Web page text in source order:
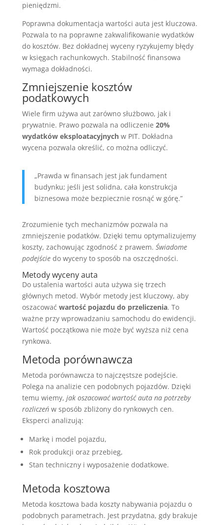
pieniędzmi.
Poprawna dokumentacja wartości auta jest kluczowa.
Pozwala to na poprawne zakwalifikowanie wydatków
do kosztów. Bez dokładnej wyceny ryzykujemy błędy
w księgach rachunkowych. Stabilność finansowa
wymaga dokładności.
Zmniejszenie kosztów
podatkowych
Wiele firm używa aut zarówno służbowo, jak i
prywatnie. Prawo pozwala na odliczenie 20%
wydatków eksploatacyjnychw PIT. Dokładna
wycena pozwala określić, co można odliczyć.
„Prawda w finansach jest jak fundament
budynku; jeśli jest solidna, cała konstrukcja
biznesowa może bezpiecznie rosnąć w górę.”
Zrozumienie tych mechanizmów pozwala na
zmniejszenie podatków. Dzięki temu optymalizujemy
koszty, zachowując zgodność z prawem. Świadome
podejściedo wyceny to sposób na oszczędności.
Metody wyceny auta
Do ustalenia wartości auta używa się trzech
głównych metod. Wybór metody jest kluczowy, aby
oszacować wartość pojazdu do przeliczenia. To
ważne przy wprowadzaniu samochodu do ewidencji.
Wartość początkowa nie może być wyższa niż cena
rynkowa.
Metoda porównawcza
Metoda porównawcza to najczęstsze podejście.
Polega na analizie cen podobnych pojazdów. Dzięki
temu wiemy, jak oszacować wartość auta na potrzeby
rozliczeńw sposób zbliżony do rynkowych cen.
Eksperci analizują:
Markę i model pojazdu,
Rok produkcji oraz przebieg,
Stan techniczny i wyposażenie dodatkowe.
Metoda kosztowa
Metoda kosztowa bada koszty nabywania pojazdu o
podobnych parametrach. Jest przydatna, gdy brakuje